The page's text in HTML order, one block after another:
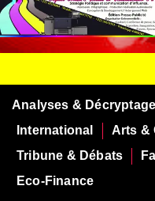
Analyses &
International
Arts &
Tribune & Débats
Eco-Finance